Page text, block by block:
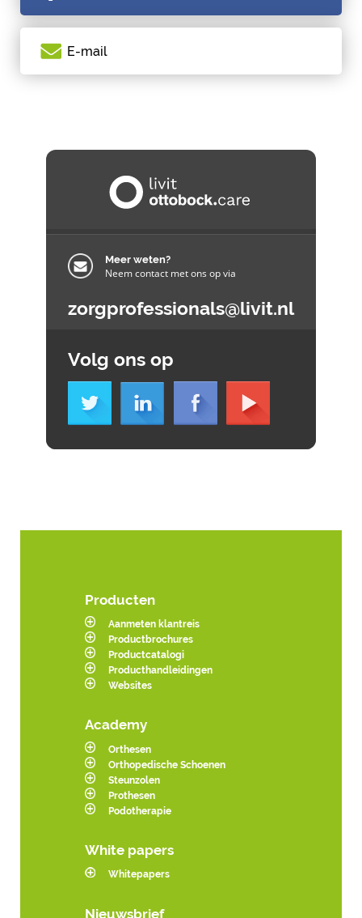
E-mail
Meer weten?
Neem contact met ons op via
zorgprofessionals@livit.nl
Volg ons op
Producten
Aanmeten klantreis
Productbrochures
Productcatalogi
Producthandleidingen
Websites
Academy
Orthesen
Orthopedische Schoenen
Steunzolen
Prothesen
Podotherapie
White papers
Whitepapers
Nieuwsbrief